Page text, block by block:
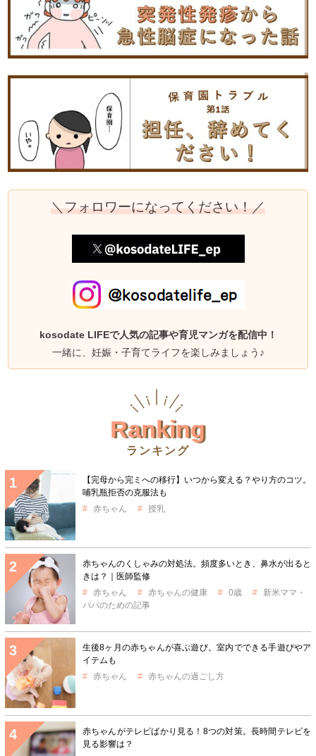
＼フォロワーになってください！／
kosodate LIFEで人気の記事や育児マンガを配信中！
一緒に、妊娠・子育てライフを楽しみましょう♪
Ranking
ランキング
【完母から完ミへの移行】いつから変える？やり方のコツ。
哺乳瓶拒否の克服法も
赤ちゃん
授乳
赤ちゃんのくしゃみの対処法。頻度多いとき、鼻水が出ると
きは？｜医師監修
赤ちゃん
赤ちゃんの健康 0歳
新米ママ・
パパのための記事
生後8ヶ月の赤ちゃんが喜ぶ遊び。室内でできる手遊びやア
イテムも
赤ちゃん
赤ちゃんの過ごし方
赤ちゃんがテレビばかり見る！8つの対策。長時間テレビを
見る影響は？